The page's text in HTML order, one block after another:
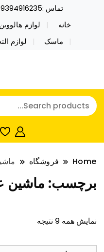
تماس :09394916235
خانه
لوازم هالووین
ماسک
لوازم
نایکر توی فروش
ولن تاین
خرید محصولات خاص فیجت
توی فروش عمده لوازم
کریسمس اکسسوری ماسک
Home فروشگاه
برچسب:
نمایش همه 9 نتیجه